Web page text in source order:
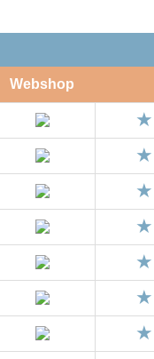
Webshop